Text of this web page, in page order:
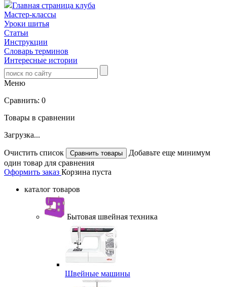
Главная страница клуба
Мастер-классы
Уроки шитья
Статьи
Инструкции
Словарь терминов
Интересные истории
Меню
Сравнить: 0
Товары в сравнении
Загрузка...
Очистить список
Добавьте еще минимум
один товар для сравнения
Оформить заказ Корзина пуста
каталог товаров
Бытовая швейная техника
Швейные машины